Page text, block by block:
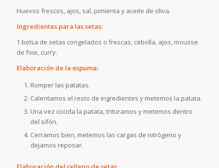
Huevos frescos, ajos, sal, pimienta y aceite de oliva.
Ingredientes para las setas:
1 bolsa de setas congelados o frescas, cebolla, ajos, mousse
de foie, curry.
Elaboración de la espuma:
Romper las patatas.
Calentamos el resto de ingredientes y metemos la patata.
Una vez cocida la patata, trituramos y metemos dentro
del sifón.
Cerramos bien, metemos las cargas de nitrógeno y
dejamos reposar.